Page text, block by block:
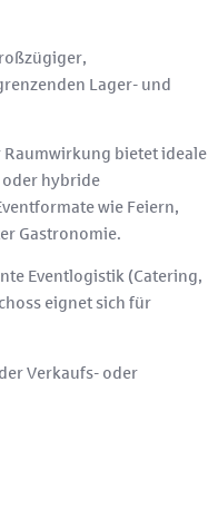
Lager- und
bietet ideale
oder hybride
wie Feiern,
Gastronomie.
Eventlogistik (Catering,
eignet sich für
Verkaufs- oder